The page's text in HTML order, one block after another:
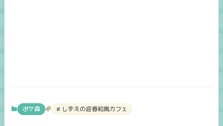
ポケ森 しずえの迎春和風カフェ